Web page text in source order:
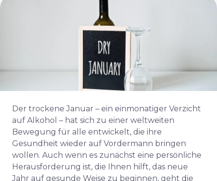
Der trockene Januar – ein einmonatiger Verzicht
auf Alkohol – hat sich zu einer weltweiten
Bewegung für alle entwickelt, die ihre
Gesundheit wieder auf Vordermann bringen
wollen. Auch wenn es zunächst eine persönliche
Herausforderung ist, die Ihnen hilft, das neue
Jahr auf gesunde Weise zu beginnen, geht die